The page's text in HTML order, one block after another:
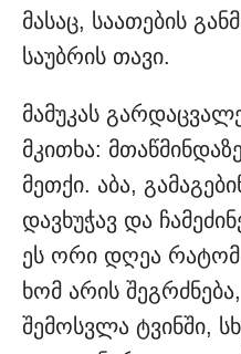
მასაც, საათების
საუბრის თავი.
მამუკას
მკითხა:
მეთქი. აბა,
დავხუჭავ და
ეს ორი დღეა რატომ
ხომ არის
შემოსვლა ტვინში,